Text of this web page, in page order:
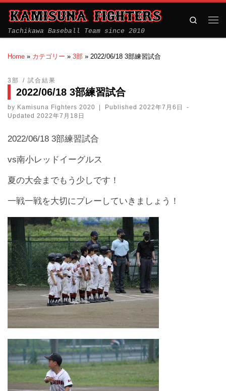
Tachikawa Baseball Team since 2010
Search
Home » カテゴリー » 3部 » 2022/06/18 3部練習試合
3部 試合結果
2022/06/18 3部練習試合
by Kamisuna Fighters 2020 Published 2022年7月6日
-
Updated 2022年7月18日
2022/06/18 3部練習試合
vs南小レッドイーグルス
夏の大会までもう少しです！
一戦一戦を大切にプレーしていきましょう！